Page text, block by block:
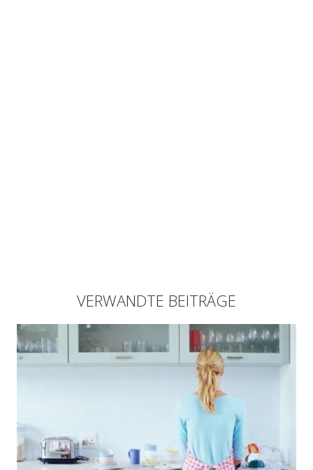
VERWANDTE BEITRÄGE